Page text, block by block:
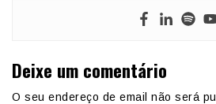
Deixe um comentário
O seu endereço de email não será